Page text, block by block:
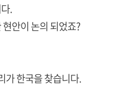
.
안이 논의 되었죠?
가 한국을 찾습니다.